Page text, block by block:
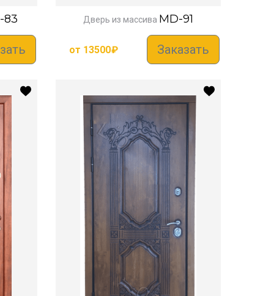
83 Дверь из массива MD-91
от 13500₽ Заказать